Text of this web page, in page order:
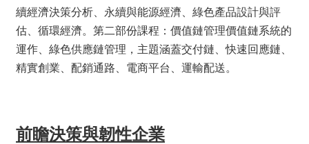
續經濟決策分析、永續與能源經濟、綠色產品設計與評
估、循環經濟。第二部份課程：價值鏈管理價值鏈系統的
運作、綠色供應鏈管理，主題涵蓋交付鏈、快速回應鏈、
精實創業、配銷通路、電商平台、運輸配送。
前瞻決策與韌性企業